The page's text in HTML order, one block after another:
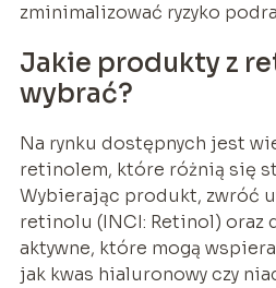
zminimalizować ryzyko
Jakie produkty z
wybrać?
Na rynku dostępnych jest
retinolem, które różnią się
Wybierając produkt, zwróć
retinolu (INCI: Retinol) oraz
aktywne, które mogą
jak kwas hialuronowy czy